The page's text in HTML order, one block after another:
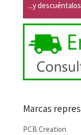
...y
Marcas
PCB Creation